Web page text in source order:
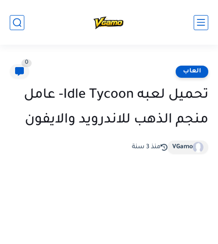
العاب
0
تحميل لعبه Idle Tycoon- عامل
منجم الذهب للاندرويد والايفون
VGamo منذ 3 سنة